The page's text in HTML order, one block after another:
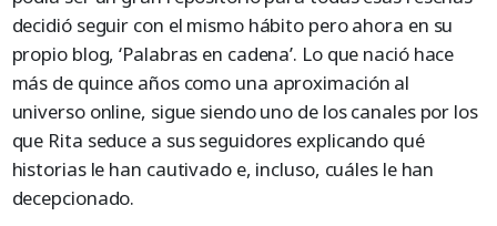
decidió seguir con el mismo hábito pero ahora en su
propio blog, ‘Palabras en cadena’. Lo que nació hace
más de quince años como una aproximación al
universo online, sigue siendo uno de los canales por los
que Rita seduce a sus seguidores explicando qué
historias le han cautivado e, incluso, cuáles le han
decepcionado.